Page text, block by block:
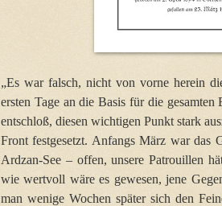
„Es war falsch, nicht von vorne herein
ersten Tage an die Basis für die
entschloß, diesen wichtigen Punkt stark
Front festgesetzt. Anfangs März war das
Ardzan-See – offen, unsere Patrouillen
wie wertvoll wäre es gewesen, jene
man wenige Wochen später sich den